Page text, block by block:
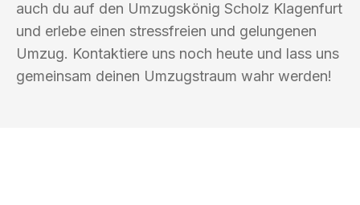
auch du auf den Umzugskönig Scholz Klagenfurt
und erlebe einen stressfreien und gelungenen
Umzug. Kontaktiere uns noch heute und lass uns
gemeinsam deinen Umzugstraum wahr werden!